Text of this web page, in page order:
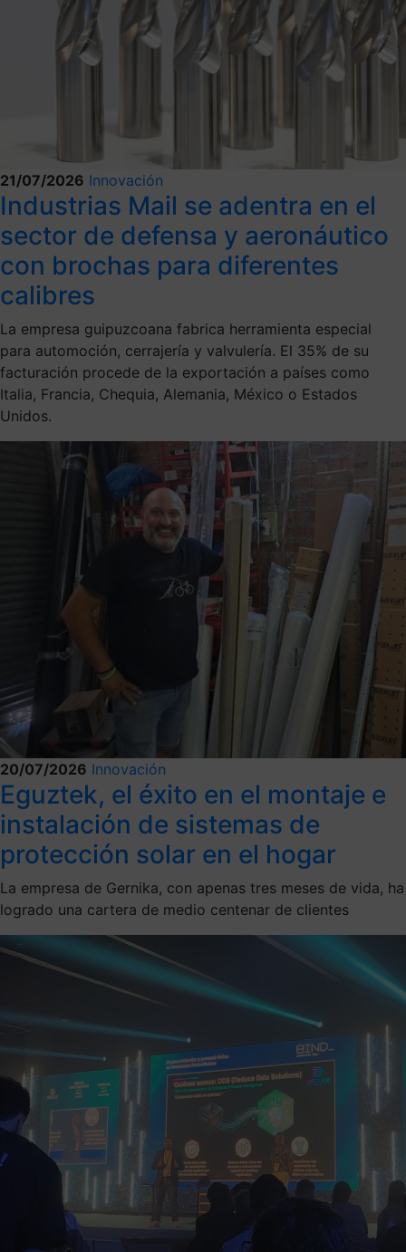
21/07/2026 Innovación
Industrias Mail se adentra en el
sector de defensa y aeronáutico
con brochas para diferentes
calibres
La empresa guipuzcoana fabrica herramienta especial
para automoción, cerrajería y valvulería. El 35% de su
facturación procede de la exportación a países como
Italia, Francia, Chequia, Alemania, México o Estados
Unidos.
20/07/2026 Innovación
Eguztek, el éxito en el montaje e
instalación de sistemas de
protección solar en el hogar
La empresa de Gernika, con apenas tres meses de vida, ha
logrado una cartera de medio centenar de clientes